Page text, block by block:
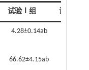
试验Ⅰ组 试验Ⅱ组
4.28±0.14ab
66.62±4.15ab